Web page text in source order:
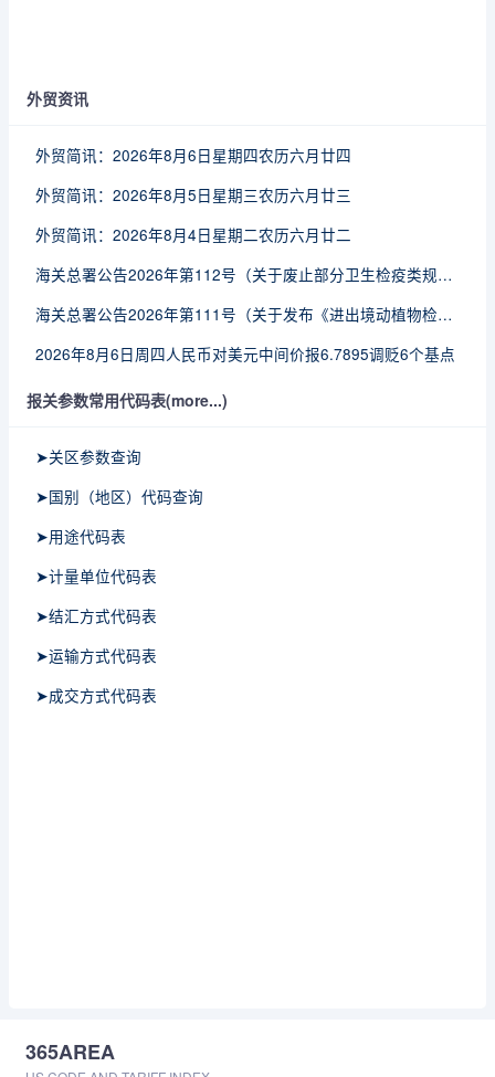
外贸资讯
外贸简讯：2026年8月6日星期四农历六月廿四
外贸简讯：2026年8月5日星期三农历六月廿三
外贸简讯：2026年8月4日星期二农历六月廿二
海关总署公告2026年第112号（关于废止部分卫生检疫类规范性文件的公告）
海关总署公告2026年第111号（关于发布《进出境动植物检疫处理监督管理工作规定》《进出境卫生处理监督管理工作规定》的公告）
2026年8月6日周四人民币对美元中间价报6.7895调贬6个基点
报关参数常用代码表(more...)
➤关区参数查询
➤国别（地区）代码查询
➤用途代码表
➤计量单位代码表
➤结汇方式代码表
➤运输方式代码表
➤成交方式代码表
365AREA